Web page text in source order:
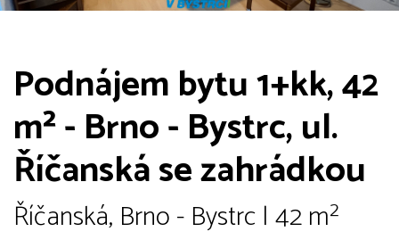
Podnájem bytu 1+kk, 42
m² - Brno - Bystrc, ul.
Říčanská se zahrádkou
Říčanská, Brno - Bystrc | 42 m²